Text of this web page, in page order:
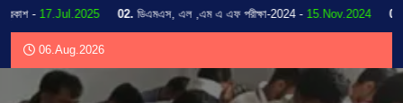
-17.Jul.2025 02. ডিএমএস, এল ,এম এ এফ পরীক্ষা-2024 -15.Nov.2024 03.
06.Aug.2026